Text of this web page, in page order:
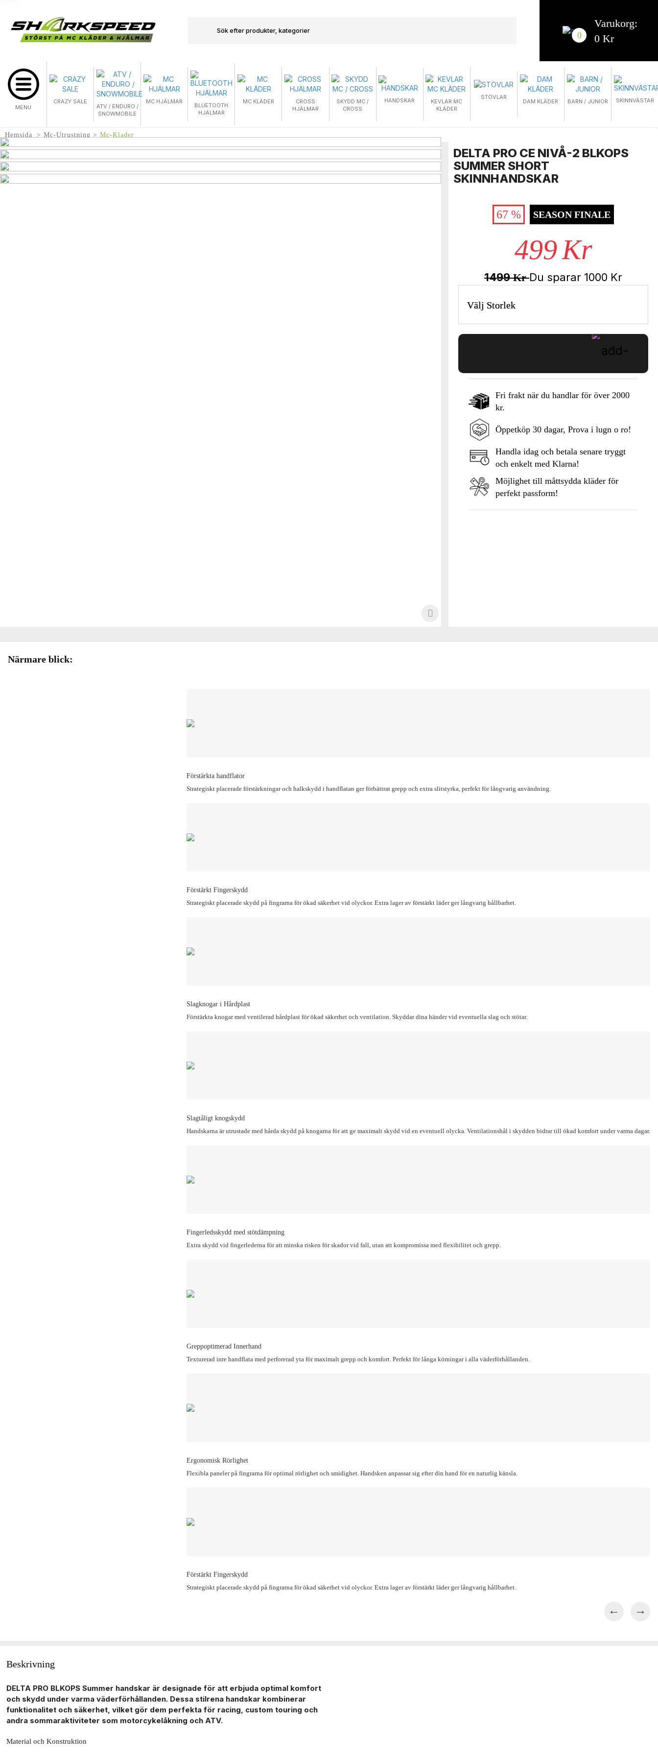
0
Varukorg:
0 Kr
MENU
CRAZY SALE
ATV / ENDURO /
SNOWMOBILE
MC HJÄLMAR
BLUETOOTH
HJÄLMAR
MC KLÄDER
CROSS
HJÄLMAR
SKYDD MC /
CROSS
HANDSKAR
KEVLAR MC
KLÄDER
STÖVLAR
DAM KLÄDER BARN / JUNIOR SKINNVÄSTAR
Hemsida Mc-Utrustning Mc-Klader
DELTA PRO CE NIVÅ-2 BLKOPS
SUMMER SHORT
SKINNHANDSKAR
67 % SEASON FINALE
499Kr
1499KrDu sparar 1000 Kr
Välj Storlek
Lägg i varukorgen
Fri frakt när du handlar för över 2000
kr.
Öppetköp 30 dagar, Prova i lugn o ro!
Handla idag och betala senare tryggt
och enkelt med Klarna!
Möjlighet till måttsydda kläder för
perfekt passform!
Närmare blick:
Förstärkta handflator
Strategiskt placerade förstärkningar och halkskydd i handflatan ger förbättrat grepp och extra slitstyrka, perfekt för långvarig användning.
Förstärkt Fingerskydd
Strategiskt placerade skydd på fingrarna för ökad säkerhet vid olyckor. Extra lager av förstärkt läder ger långvarig hållbarhet.
Slagknogar i Hårdplast
Förstärkta knogar med ventilerad hårdplast för ökad säkerhet och ventilation. Skyddar dina händer vid eventuella slag och stötar.
Slagtåligt knogskydd
Handskarna är utrustade med hårda skydd på knogarna för att ge maximalt skydd vid en eventuell olycka. Ventilationshål i skydden bidrar till ökad komfort under varma dagar.
Fingerledsskydd med stötdämpning
Extra skydd vid fingerlederna för att minska risken för skador vid fall, utan att kompromissa med flexibilitet och grepp.
Greppoptimerad Innerhand
Texturerad inre handflata med perforerad yta för maximalt grepp och komfort. Perfekt för långa körningar i alla väderförhållanden.
Ergonomisk Rörlighet
Flexibla paneler på fingrarna för optimal rörlighet och smidighet. Handsken anpassar sig efter din hand för en naturlig känsla.
Förstärkt Fingerskydd
Strategiskt placerade skydd på fingrarna för ökad säkerhet vid olyckor. Extra lager av förstärkt läder ger långvarig hållbarhet.
← →
Beskrivning
DELTA PRO BLKOPS Summer handskar är designade för att erbjuda optimal komfort
och skydd under varma väderförhållanden. Dessa stilrena handskar kombinerar
funktionalitet och säkerhet, vilket gör dem perfekta för racing, custom touring och
andra sommaraktiviteter som motorcykelåkning och ATV.
Material och Konstruktion